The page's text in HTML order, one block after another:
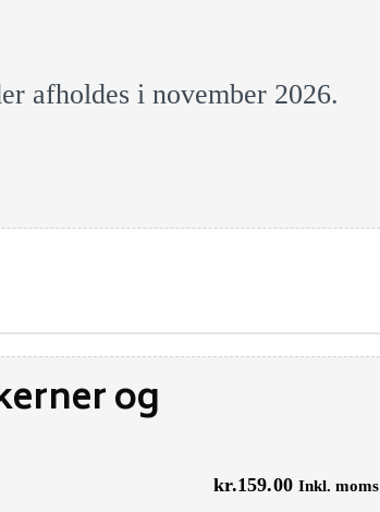
afholdes i november 2026.
og
kr.159.00 Inkl. moms